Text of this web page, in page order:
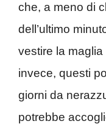
che, a meno di
dell’ultimo
vestire la
invece, questi
giorni da
potrebbe